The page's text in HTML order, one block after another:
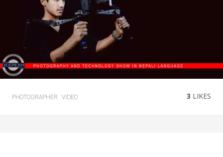
PHOTOGRAPHER VIDEO 3 LIKES